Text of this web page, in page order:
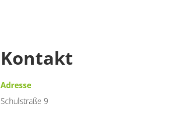
Kontakt
Adresse
Schulstraße 9